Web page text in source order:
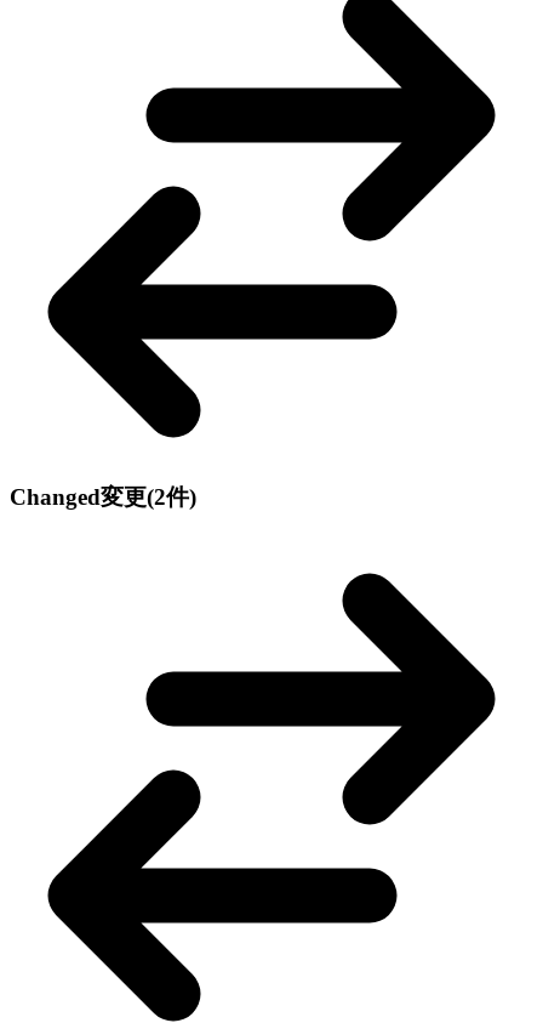
Changed変更(2件)